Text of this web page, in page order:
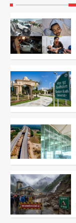
2
3
4
5